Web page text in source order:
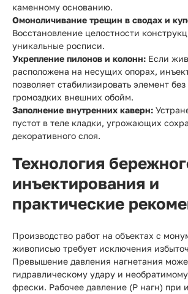
каменному основанию.
Омоноличивание трещин в сводах и
Восстановление целостности
уникальные росписи.
Укрепление пилонов и колонн: Если
расположена на несущих опорах,
позволяет стабилизировать элемент
громоздких внешних обойм.
Заполнение внутренних каверн:
пустот в теле кладки, угрожающих
декоративного слоя.
Технология
инъектирования и
практические
Производство работ на объектах с
живописью требует исключения
Превышение давления нагнетания
гидравлическому удару и
фрески. Рабочее давление (P нагн) при